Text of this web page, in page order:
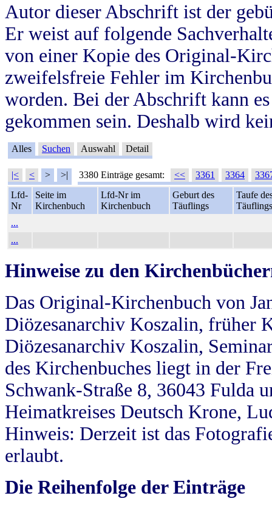
Autor dieser Abschrift ist der
Er weist auf folgende
von einer Kopie des Original-
zweifelsfreie Fehler im
worden. Bei der Abschrift kann
gekommen sein. Deshalb wird
Alles Suchen Auswahl Detail
|< < > >| 3380 Einträge gesamt: << 3361 3364
Lfd-
Nr
Seite im
Kirchenbuch
Lfd-Nr im
Kirchenbuch
Geburt des
Täuflings
Taufe
Täuflings
...
...
Hinweise zu den
Das Original-Kirchenbuch von
Diözesanarchiv Koszalin, früher
Diözesanarchiv Koszalin,
des Kirchenbuches liegt in der
Schwank-Straße 8, 36043 Fulda
Heimatkreises Deutsch Krone,
Hinweis: Derzeit ist das
erlaubt.
Die Reihenfolge der Einträge